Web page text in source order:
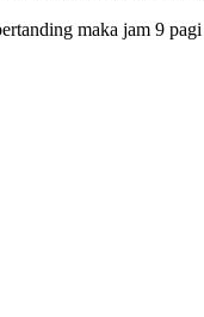
maka jam 9